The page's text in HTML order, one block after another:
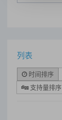
列表
时间排序
支持量排序